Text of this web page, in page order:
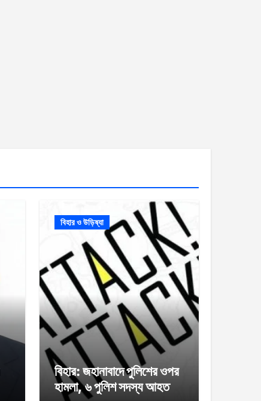
বিহার ও উড়িষ্যা
বিহার: জহানাবাদে পুলিশের ওপর
হামলা, ৬ পুলিশ সদস্য আহত